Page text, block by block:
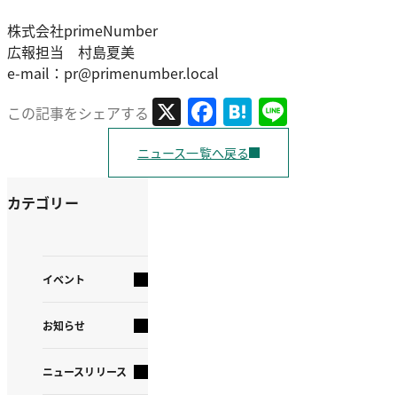
株式会社primeNumber
広報担当 村島夏美
e-mail：pr@primenumber.local
この記事をシェアする
X Facebook
Hatena
ニュース一覧へ戻る
カテゴリー
イベント
お知らせ
ニュースリリース